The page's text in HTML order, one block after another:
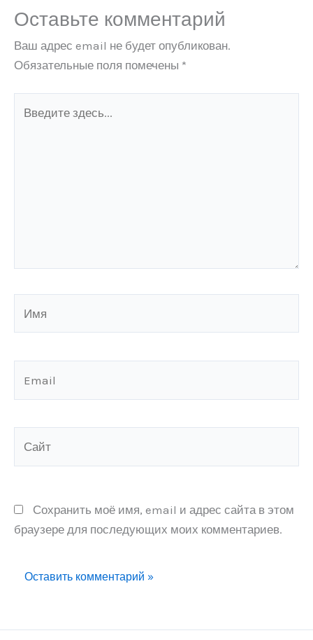
Оставьте комментарий
Ваш адрес email не будет опубликован.
Обязательные поля помечены *
здесь...
Сохранить моё имя, email и адрес сайта в этом
браузере для последующих моих комментариев.